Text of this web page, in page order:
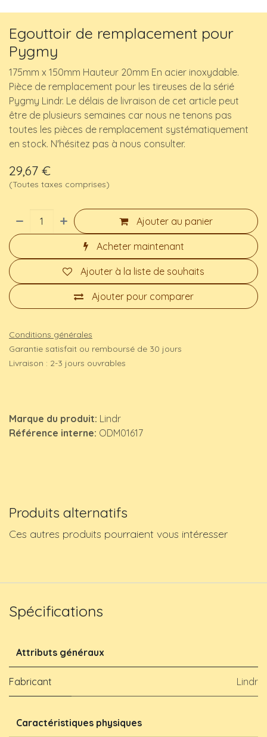
Egouttoir de remplacement pour
Pygmy
175mm x 150mm Hauteur 20mm En acier inoxydable.
Pièce de remplacement pour les tireuses de la sérié
Pygmy Lindr. Le délais de livraison de cet article peut
être de plusieurs semaines car nous ne tenons pas
toutes les pièces de remplacement systématiquement
en stock. N'hésitez pas à nous consulter.
29,67 €
(Toutes taxes comprises)
Ajouter au panier
Acheter maintenant
Ajouter pour comparer
Ajouter à la liste de souhaits
Conditions générales
Garantie satisfait ou remboursé de 30 jours
Livraison : 2-3 jours ouvrables
Marque du produit: Lindr
Référence interne: ODM01617
Produits alternatifs
Ces autres produits pourraient vous intéresser
Spécifications
Attributs généraux
Fabricant Lindr
Caractéristiques physiques